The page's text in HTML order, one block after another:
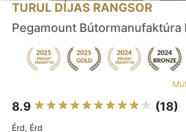
TURUL DÍJAS RANGSOR
Pegamount Bútormanufaktúra
8.9 (18)
Érd, Érd